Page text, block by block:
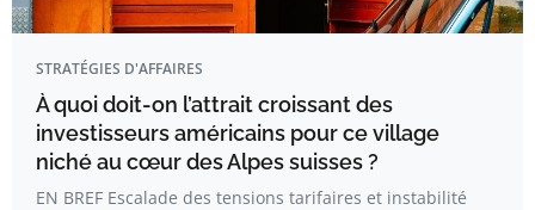
STRATÉGIES D'AFFAIRES
À quoi doit-on l’attrait croissant des
investisseurs américains pour ce village
niché au cœur des Alpes suisses ?
EN BREF Escalade des tensions tarifaires et instabilité